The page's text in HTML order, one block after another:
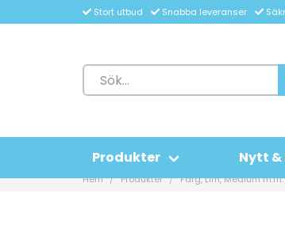
Stort utbud Snabba leveranser
Produkter Nytt
Hem Produkter Färg, Lim, Medium m.m.